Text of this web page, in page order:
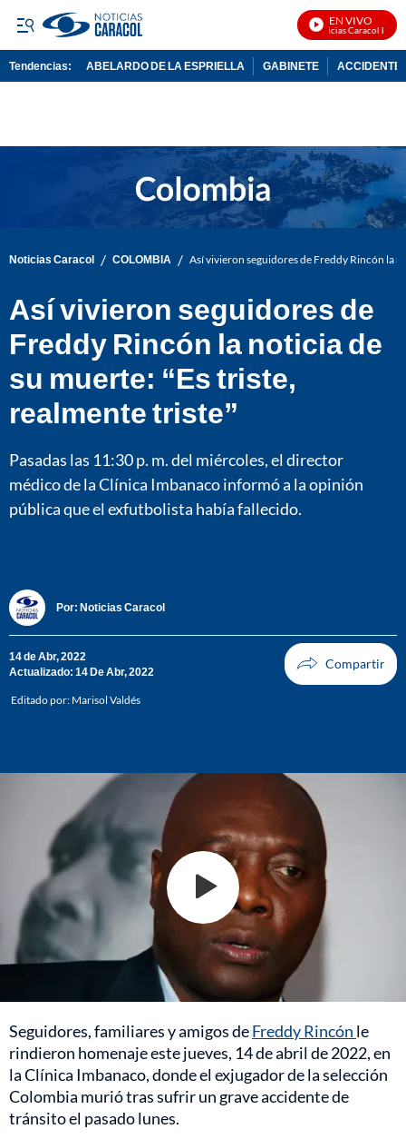
EN VIVO
Noticias Caracol En Vivo
Tendencias: ABELARDO DE LA ESPRIELLA GABINETE ACCIDENTE
Noticias Caracol / COLOMBIA / Así vivieron seguidores de Freddy Rincón la
Así vivieron seguidores de
Freddy Rincón la noticia de
su muerte: “Es triste,
realmente triste”
Pasadas las 11:30 p. m. del miércoles, el director
médico de la Clínica Imbanaco informó a la opinión
pública que el exfutbolista había fallecido.
Por: Noticias Caracol
14 de Abr, 2022
Actualizado: 14 De Abr, 2022
Editado por: Marisol Valdés
Seguidores, familiares y amigos deFreddy Rincón le
rindieron homenaje este jueves, 14 de abril de 2022, en
la Clínica Imbanaco, donde el exjugador de la selección
Colombia murió tras sufrir un grave accidente de
tránsito el pasado lunes.